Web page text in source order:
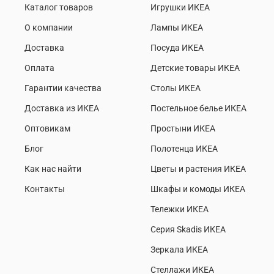
Каталог товаров
О компании
Доставка
Оплата
Гарантии качества
Доставка из ИКЕА
Оптовикам
Блог
Как нас найти
Контакты
Игрушки ИКЕА
Лампы ИКЕА
Посуда ИКЕА
Детские товары ИКЕА
Столы ИКЕА
Постельное белье ИКЕА
Простыни ИКЕА
Полотенца ИКЕА
Цветы и растения ИКЕА
Шкафы и комоды ИКЕА
Тележки ИКЕА
Серия Skadis ИКЕА
Зеркала ИКЕА
Стеллажи ИКЕА